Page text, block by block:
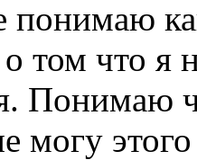
понимаю
том что я
Понимаю
могу